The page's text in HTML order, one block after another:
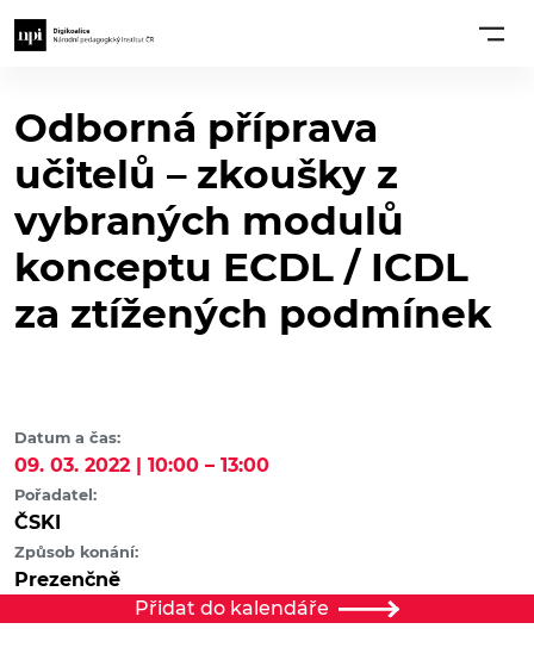
Odborná příprava
učitelů – zkoušky z
vybraných modulů
konceptu ECDL / ICDL
za ztížených podmínek
Datum a čas:
09. 03. 2022 | 10:00 – 13:00
Pořadatel:
ČSKI
Způsob konání:
Prezenčně
Přidat do kalendáře